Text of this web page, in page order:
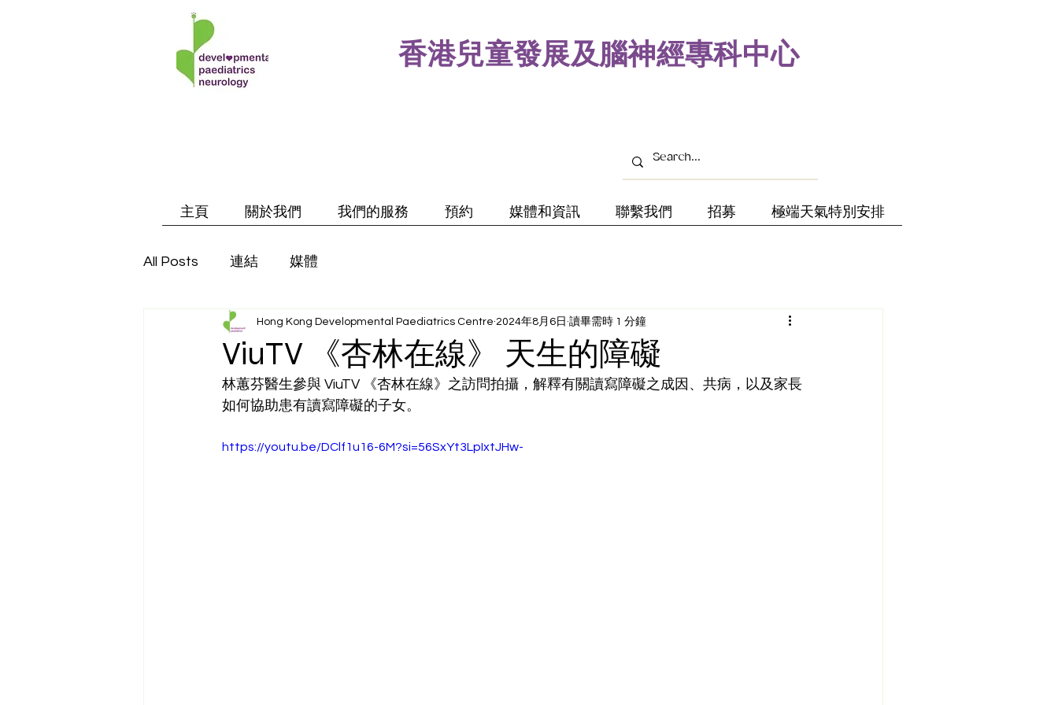
​香港兒童發展及腦神經專科中心
主頁 關於我們 我們的服務 預約 媒體和資訊 聯繫我們 招募 極端天氣特別安排
All Posts 連結 媒體
ViuTV 《杏林在線》 天生的障礙
Hong Kong Developmental Paediatrics Centre 2024年8月6日 讀畢需時 1 分鐘
林蕙芬醫生參與 ViuTV 《杏林在線》之訪問拍攝，解釋有關讀寫障礙之成因、共病，以及家長
如何協助患有讀寫障礙的子女。
https://youtu.be/DClf1u16-6M?si=56SxYt3LpIxtJHw-